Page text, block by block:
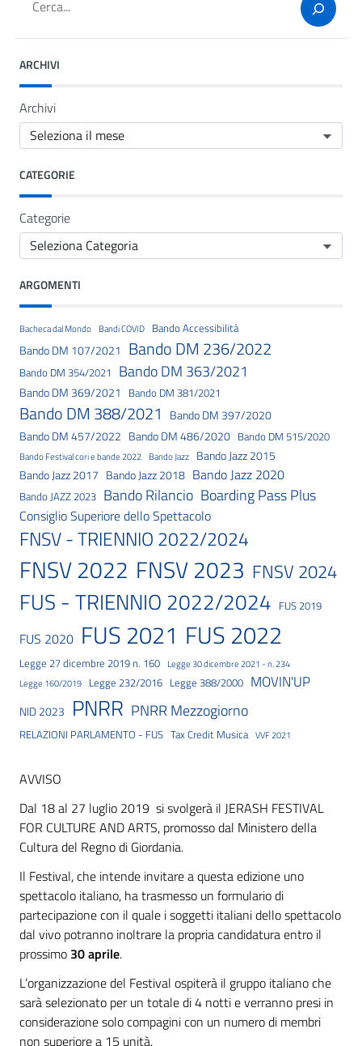
Cerca
ARCHIVI
Archivi
CATEGORIE
Categorie
ARGOMENTI
Bacheca dal Mondo Bandi COVID Bando Accessibilità
Bando DM 107/2021 Bando DM 236/2022
Bando DM 354/2021 Bando DM 363/2021
Bando DM 369/2021 Bando DM 381/2021
Bando DM 388/2021 Bando DM 397/2020
Bando DM 457/2022 Bando DM 486/2020 Bando DM 515/2020
Bando Festival cori e bande 2022 Bando Jazz
Bando Jazz 2015
Bando Jazz 2017 Bando Jazz 2018 Bando Jazz 2020
Bando JAZZ 2023 Bando Rilancio Boarding Pass Plus
Consiglio Superiore dello Spettacolo
FNSV - TRIENNIO 2022/2024
FNSV 2022 FNSV 2023 FNSV 2024
FUS - TRIENNIO 2022/2024 FUS 2019
FUS 2020 FUS 2021 FUS 2022
Legge 27 dicembre 2019 n. 160
Legge 30 dicembre 2021 - n. 234
Legge 160/2019
Legge 232/2016 Legge 388/2000 MOVIN'UP
NID 2023 PNRR PNRR Mezzogiorno
RELAZIONI PARLAMENTO - FUS Tax Credit Musica VVF 2021
AVVISO
Dal 18 al 27 luglio 2019 si svolgerà il JERASH FESTIVAL
FOR CULTURE AND ARTS, promosso dal Ministero della
Cultura del Regno di Giordania.
Il Festival, che intende invitare a questa edizione uno
spettacolo italiano, ha trasmesso un formulario di
partecipazione con il quale i soggetti italiani dello spettacolo
dal vivo potranno inoltrare la propria candidatura entro il
prossimo 30 aprile.
L’organizzazione del Festival ospiterà il gruppo italiano che
sarà selezionato per un totale di 4 notti e verranno presi in
considerazione solo compagini con un numero di membri
non superiore a 15 unità.